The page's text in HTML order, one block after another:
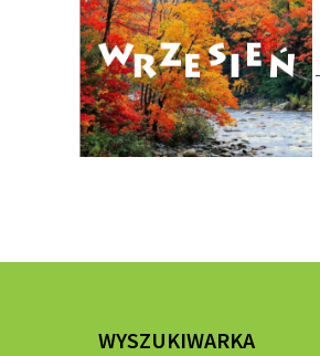
WYSZUKIWARKA